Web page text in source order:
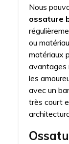
Nous
ossature
ou
matériaux
avantages
les
avec un
très court